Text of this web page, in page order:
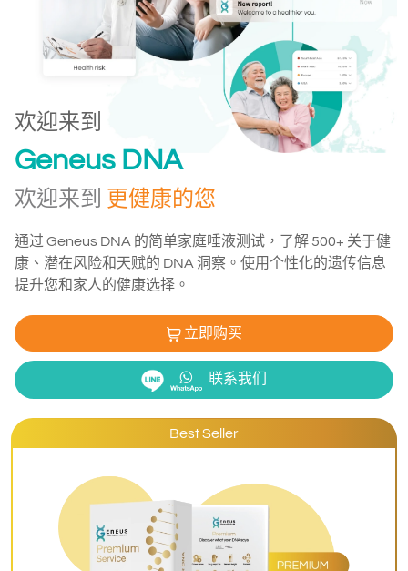
欢迎来到
Geneus DNA
欢迎来到 更健康的您
通过 Geneus DNA 的简单家庭唾液测试，了解 500+ 关于健
康、潜在风险和天赋的 DNA 洞察。使用个性化的遗传信息
提升您和家人的健康选择。
立即购买
联系我们
Best Seller